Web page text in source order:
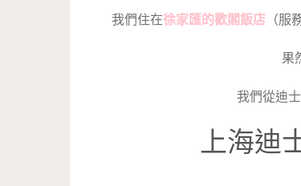
我們住在徐家匯的歡閣飯店（服
果
我們從迪
上海迪